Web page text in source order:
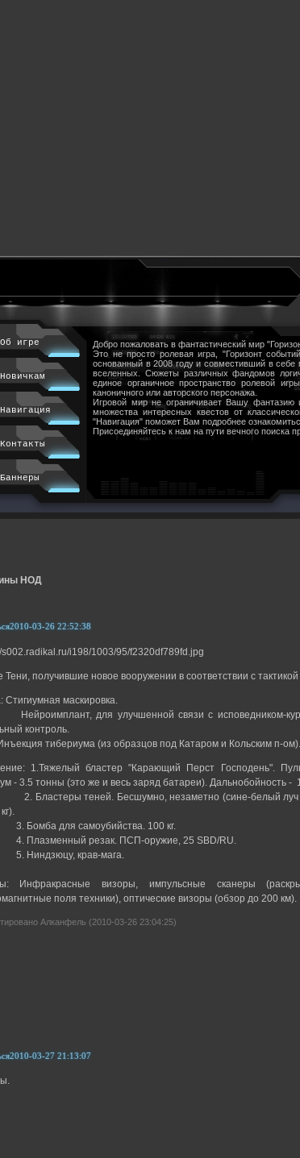
Об игре
Новичкам
Навигация
Контакты
Баннеры
Добро пожаловать в фантастический мир
Это не просто ролевая игра, "Горизонт
основанный в 2008 году и совместивший в
вселенных. Сюжеты различных фандомов
единое органичное пространство ролевой
каноничного или авторского персонажа.
Игровой мир не ограничивает Вашу фантазию
множества интересных квестов от
"Навигация" поможет Вам подробнее
Присоединяйтесь к нам на пути вечного поиска
НОД
2010-03-26 22:52:38
Тени, получившие новое вооружении в соответствии с
Стигиумная маскировка.
для улучшенной связи с исповедником-
контроль.
тибериума (из образцов под Катаром и Кольским п-ом).
1.Тяжелый бластер "Карающий Перст Господень".
- 3.5 тонны (это же и весь заряд батареи). Дальнобойность -
теней. Бесшумно, незаметно (сине-белый луч
для самоубийства. 100 кг.
резак. ПСП-оружие, 25 SBD/RU.
крав-мага.
Инфракрасные визоры, импульсные сканеры
поля техники), оптические визоры (обзор до 200 км).
Алканфель (2010-03-26 23:04:25)
2010-03-27 21:13:07